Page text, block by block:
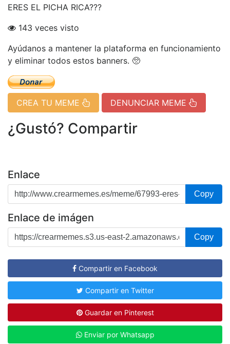
ERES EL PICHA RICA???
143 veces visto
Ayúdanos a mantener la plataforma en funcionamiento
y eliminar todos estos banners. 🥺
CREA TU MEME DENUNCIAR MEME
¿Gustó? Compartir
Enlace
Copy
Enlace de imágen
Copy
Compartir en Facebook
Compartir en Twitter
Guardar en Pinterest
Enviar por Whatsapp